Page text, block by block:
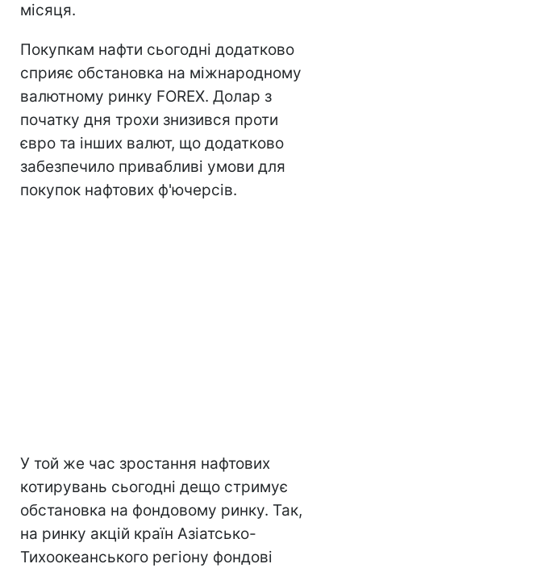
місяця.
Покупкам нафти сьогодні додатково
сприяє обстановка на міжнародному
валютному ринку FOREX. Долар з
початку дня трохи знизився проти
євро та інших валют, що додатково
забезпечило привабливі умови для
покупок нафтових ф'ючерсів.
У той же час зростання нафтових
котирувань сьогодні дещо стримує
обстановка на фондовому ринку. Так,
на ринку акцій країн Азіатсько-
Тихоокеанського регіону фондові